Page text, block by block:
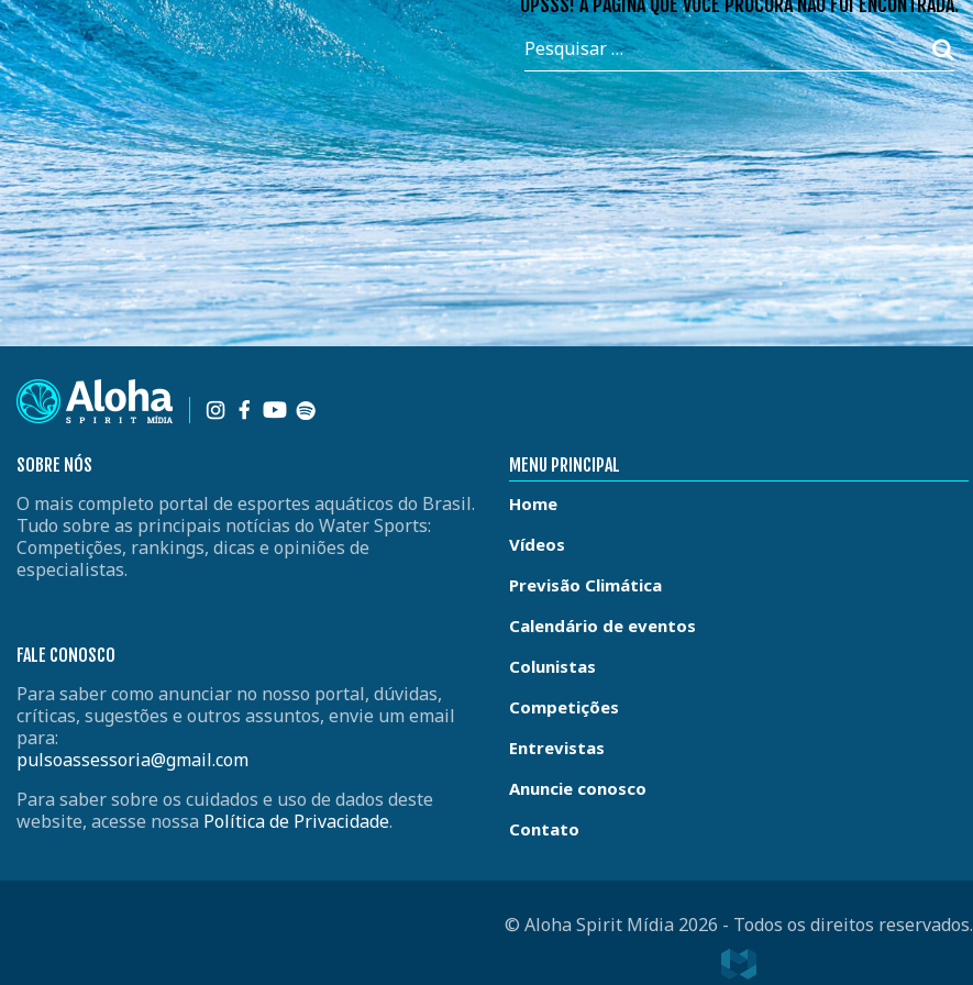
SOBRE NÓS
O mais completo portal de esportes aquáticos do Brasil.
Tudo sobre as principais notícias do Water Sports:
Competições, rankings, dicas e opiniões de
especialistas.
FALE CONOSCO
Para saber como anunciar no nosso portal, dúvidas,
críticas, sugestões e outros assuntos, envie um email
para:
pulsoassessoria@gmail.com
Para saber sobre os cuidados e uso de dados deste
website, acesse nossa Política de Privacidade.
MENU PRINCIPAL
Home
Vídeos
Previsão Climática
Calendário de eventos
Colunistas
Competições
Entrevistas
Anuncie conosco
Contato
© Aloha Spirit Mídia 2026 - Todos os direitos reservados.